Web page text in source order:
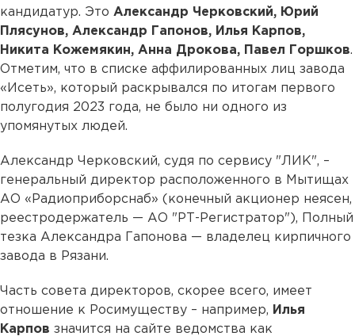
кандидатур. Это Александр Черковский, Юрий
Плясунов, Александр Гапонов, Илья Карпов,
Никита Кожемякин, Анна Дрокова, Павел Горшков.
Отметим, что в списке аффилированных лиц завода
«Исеть», который раскрывался по итогам первого
полугодия 2023 года, не было ни одного из
упомянутых людей.
Александр Черковский, судя по сервису "ЛИК", –
генеральный директор расположенного в Мытищах
АО «Радиоприборснаб» (конечный акционер неясен,
реестродержатель — АО "РТ-Регистратор"), Полный
тезка Александра Гапонова — владелец кирпичного
завода в Рязани.
Часть совета директоров, скорее всего, имеет
отношение к Росимуществу – например, Илья
Карпов значится на сайте ведомства как